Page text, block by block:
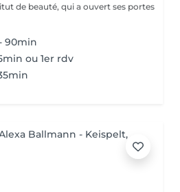
de beauté, qui a ouvert ses portes
90min
ou 1er rdv